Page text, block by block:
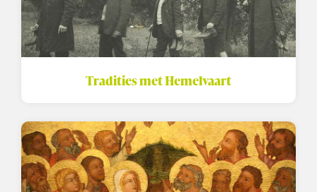
Tradities met Hemelvaart